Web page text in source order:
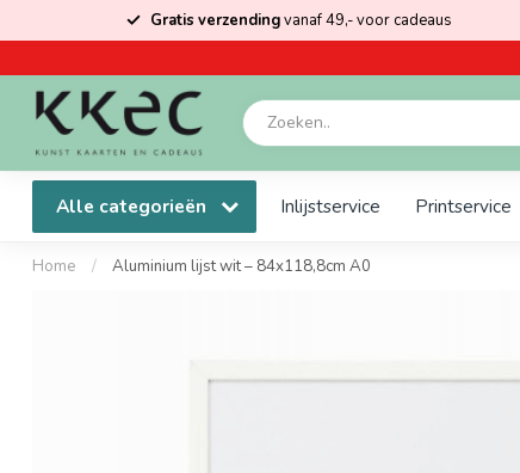
Gratis verzendingvanaf 49,- voor cadeaus
Alle categorieën Inlijstservice Printservice
Home / Aluminium lijst wit – 84x118,8cm A0